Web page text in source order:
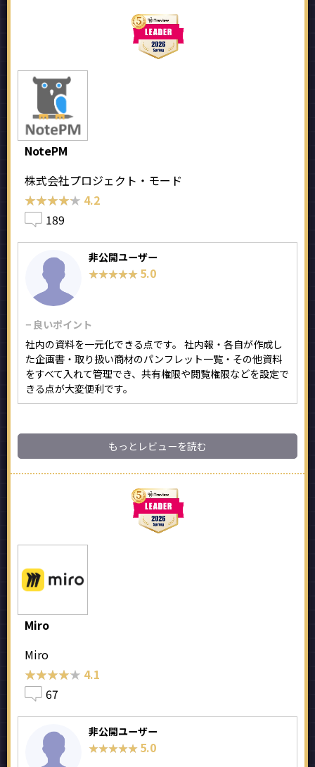
NotePM
株式会社プロジェクト・モード
★★★★★
★★★★★ 4.2
189
非公開ユーザー
★★★★★
★★★★★ 5.0
− 良いポイント
社内の資料を一元化できる点です。 社内報・各自が作成し
た企画書・取り扱い商材のパンフレット一覧・その他資料
をすべて入れて管理でき、共有権限や閲覧権限などを設定で
きる点が大変便利です。
もっとレビューを読む
Miro
Miro
★★★★★
★★★★★ 4.1
67
非公開ユーザー
★★★★★
★★★★★ 5.0